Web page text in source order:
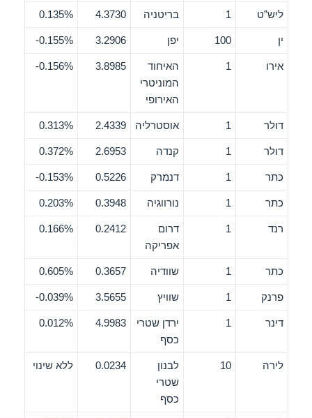
ליש”ט 1 בריטניה 4.3730
0.135%
ין 100 יפן 3.2906
0.155%-
אירו 1
האיחוד
המוניטרי
האירופי
3.8985
0.156%-
דולר 1 אוסטרליה 2.4339
0.313%
דולר 1 קנדה 2.6953
0.372%
כתר 1 דנמרק 0.5226
0.153%-
כתר 1 נורווגיה 0.3948
0.203%
רנד 1
דרום
אפריקה
0.2412
0.166%
כתר 1 שוודיה 0.3657
0.605%
פרנק 1 שוויץ 3.5655
0.039%-
דינר 1
ירדן שטרי
כסף
4.9983
0.012%
לירה 10
לבנון
שטרי
כסף
0.0234 ללא שינוי